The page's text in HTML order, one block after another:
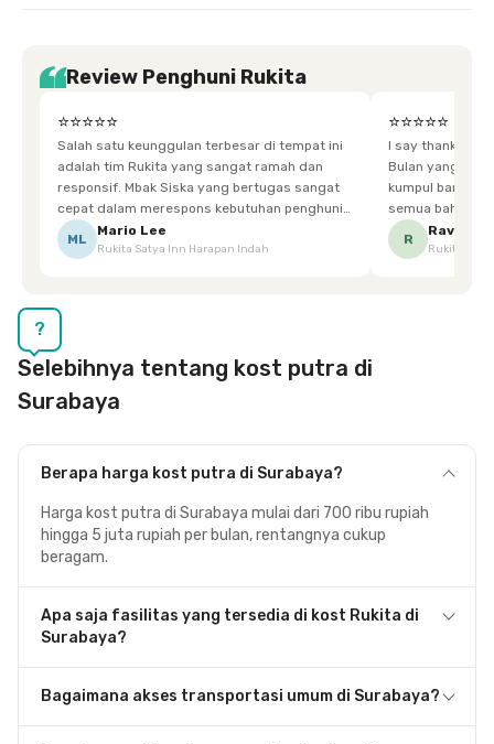
Review Penghuni Rukita
⭐⭐⭐⭐⭐
Salah satu keunggulan terbesar di tempat ini
adalah tim Rukita yang sangat ramah dan
responsif. Mbak Siska yang bertugas sangat
cepat dalam merespons kebutuhan penghuni.
Ketika saya meminta keset karena sempat
terpeleset, permintaan tersebut langsung
ML
Mario Lee
Rukita Satya Inn Harapan Indah
⭐⭐⭐⭐⭐
I say thankyou
Bulan yang super happy! banyak
kumpul bareng
semua bahagia
mgkn saran dari air aja & kebersihan lebih di
R
Ravena
Rukita
?
Selebihnya tentang kost putra di
Surabaya
Berapa harga kost putra di Surabaya?
Harga kost putra di Surabaya mulai dari 700 ribu rupiah
hingga 5 juta rupiah per bulan, rentangnya cukup
beragam.
Apa saja fasilitas yang tersedia di kost Rukita di
Surabaya?
Bagaimana akses transportasi umum di Surabaya?